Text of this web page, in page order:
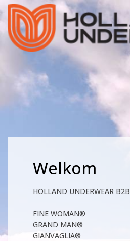
Welkom
HOLLAND UNDERWEAR B2B
FINE WOMAN®
GRAND MAN®
GIANVAGLIA®